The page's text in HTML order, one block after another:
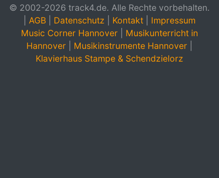
© 2002-2026 track4.de. Alle Rechte vorbehalten.
AGB Datenschutz Kontakt
Impressum
Music Corner Hannover
Musikunterricht in
Hannover
Musikinstrumente Hannover
Klavierhaus Stampe & Schendzielorz